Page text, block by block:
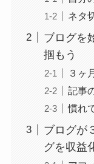
ネタ
ブログを
掴もう
３ヶ
記事
慣れ
ブログが
グを収益